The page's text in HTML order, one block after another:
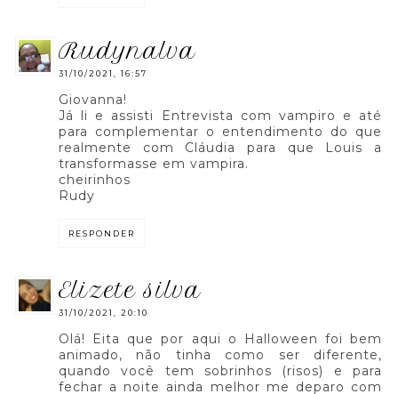
rudynalva
31/10/2021, 16:57
Giovanna!
Já li e assisti Entrevista com vampiro e até
para complementar o entendimento do que
realmente com Cláudia para que Louis a
transformasse em vampira.
cheirinhos
Rudy
RESPONDER
elizete silva
31/10/2021, 20:10
Olá! Eita que por aqui o Halloween foi bem
animado, não tinha como ser diferente,
quando você tem sobrinhos (risos) e para
fechar a noite ainda melhor me deparo com